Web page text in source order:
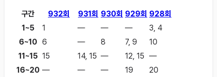
구간 932회 931회 930회 929회 928회
1~5
1 — — —
3, 4
6~10 6 — 8 7, 9
10
11~15 15 14, 15 — 12, 15 —
16~20 — — — 19
20